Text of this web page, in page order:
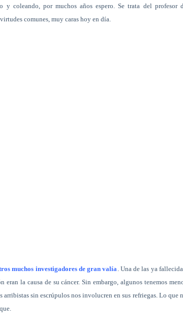
y coleando, por muchos años espero. Se trata del profesor
comunes, muy caras hoy en día.
muchos investigadores de gran valía. Una de las ya
la causa de su cáncer. Sin embargo, algunos tenemos
sin escrúpulos nos involucren en sus refriegas. Lo que